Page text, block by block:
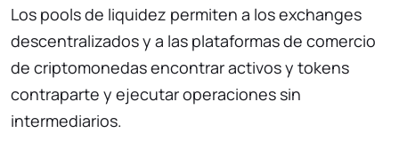
Los pools de liquidez permiten a los exchanges
descentralizados y a las plataformas de comercio
de criptomonedas encontrar activos y tokens
contraparte y ejecutar operaciones sin
intermediarios.